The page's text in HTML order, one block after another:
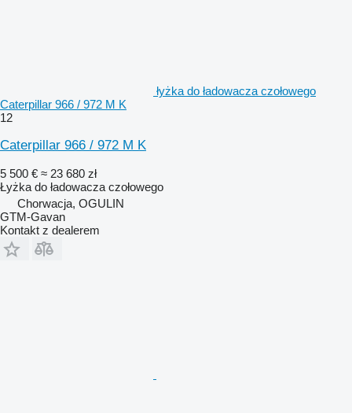
łyżka do ładowacza czołowego
Caterpillar 966 / 972 M K
12
Caterpillar 966 / 972 M K
5 500 € ≈ 23 680 zł
Łyżka do ładowacza czołowego
Chorwacja, OGULIN
GTM-Gavan
Kontakt z dealerem